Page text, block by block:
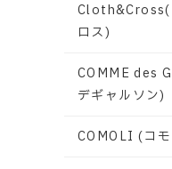
Cloth&Cross(
ロス)
COMME des
デギャルソン)
COMOLI (コ